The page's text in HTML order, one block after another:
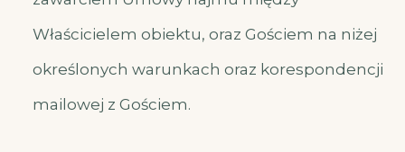
Właścicielem obiektu, oraz Gościem na niżej
określonych warunkach oraz korespondencji
mailowej z Gościem.